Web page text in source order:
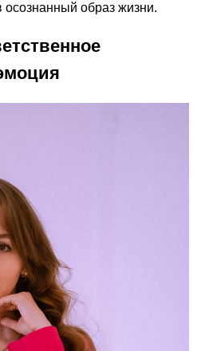
осознанный образ жизни.